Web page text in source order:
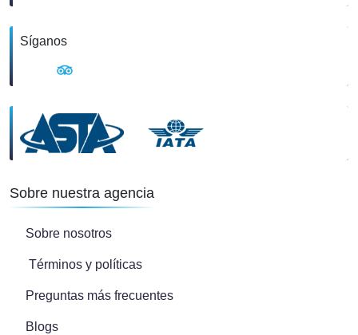
Síganos
Sobre nuestra agencia
Sobre nosotros
Términos y políticas
Preguntas más frecuentes
Blogs